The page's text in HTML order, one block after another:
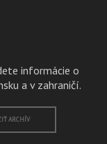
informácie o
a v zahraničí.
ARCHÍV